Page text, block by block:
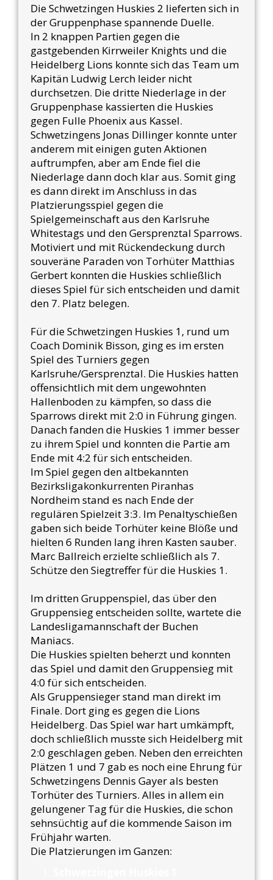
Die Schwetzingen Huskies 2 lieferten sich in
der Gruppenphase spannende Duelle.
In 2 knappen Partien gegen die
gastgebenden Kirrweiler Knights und die
Heidelberg Lions konnte sich das Team um
Kapitän Ludwig Lerch leider nicht
durchsetzen. Die dritte Niederlage in der
Gruppenphase kassierten die Huskies
gegen Fulle Phoenix aus Kassel.
Schwetzingens Jonas Dillinger konnte unter
anderem mit einigen guten Aktionen
auftrumpfen, aber am Ende fiel die
Niederlage dann doch klar aus. Somit ging
es dann direkt im Anschluss in das
Platzierungsspiel gegen die
Spielgemeinschaft aus den Karlsruhe
Whitestags und den Gersprenztal Sparrows.
Motiviert und mit Rückendeckung durch
souveräne Paraden von Torhüter Matthias
Gerbert konnten die Huskies schließlich
dieses Spiel für sich entscheiden und damit
den 7. Platz belegen.
Für die Schwetzingen Huskies 1, rund um
Coach Dominik Bisson, ging es im ersten
Spiel des Turniers gegen
Karlsruhe/Gersprenztal. Die Huskies hatten
offensichtlich mit dem ungewohnten
Hallenboden zu kämpfen, so dass die
Sparrows direkt mit 2:0 in Führung gingen.
Danach fanden die Huskies 1 immer besser
zu ihrem Spiel und konnten die Partie am
Ende mit 4:2 für sich entscheiden.
Im Spiel gegen den altbekannten
Bezirksligakonkurrenten Piranhas
Nordheim stand es nach Ende der
regulären Spielzeit 3:3. Im Penaltyschießen
gaben sich beide Torhüter keine Blöße und
hielten 6 Runden lang ihren Kasten sauber.
Marc Ballreich erzielte schließlich als 7.
Schütze den Siegtreffer für die Huskies 1.
Im dritten Gruppenspiel, das über den
Gruppensieg entscheiden sollte, wartete die
Landesligamannschaft der Buchen
Maniacs.
Die Huskies spielten beherzt und konnten
das Spiel und damit den Gruppensieg mit
4:0 für sich entscheiden.
Als Gruppensieger stand man direkt im
Finale. Dort ging es gegen die Lions
Heidelberg. Das Spiel war hart umkämpft,
doch schließlich musste sich Heidelberg mit
2:0 geschlagen geben. Neben den erreichten
Plätzen 1 und 7 gab es noch eine Ehrung für
Schwetzingens Dennis Gayer als besten
Torhüter des Turniers. Alles in allem ein
gelungener Tag für die Huskies, die schon
sehnsüchtig auf die kommende Saison im
Frühjahr warten.
Die Platzierungen im Ganzen: